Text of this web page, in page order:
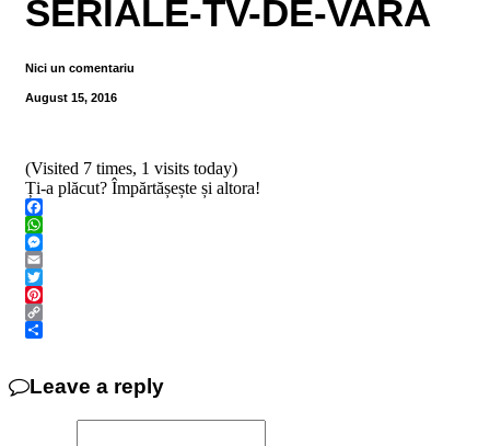
SERIALE-TV-DE-VARA
Nici un comentariu
August 15, 2016
(Visited 7 times, 1 visits today)
Ți-a plăcut? Împărtășește și altora!
Facebook
WhatsApp
Messenger
Email
Twitter
Pinterest
Copy
Leave a reply